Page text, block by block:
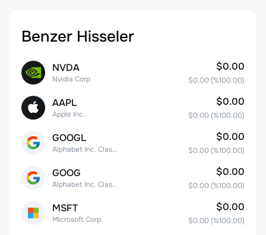
Benzer Hisseler
NVDA
Nvidia Corp
$0.00
$0.00 (%100.00)
AAPL
Apple Inc.
$0.00
$0.00 (%100.00)
GOOGL
Alphabet Inc. Class A Common Stock
$0.00
$0.00 (%100.00)
GOOG
Alphabet Inc. Class C Capital Stock
$0.00
$0.00 (%100.00)
MSFT
Microsoft Corp
$0.00
$0.00 (%100.00)